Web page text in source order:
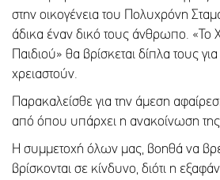
στην οικογένεια του Πολυχρόνη
άδικα έναν δικό τους άνθρωπο. «Το
Παιδιού» θα βρίσκεται δίπλα τους για
χρειαστούν.
Παρακαλείσθε για την άμεση
από όπου υπάρχει η ανακοίνωση
Η συμμετοχή όλων μας, βοηθά να
βρίσκονται σε κίνδυνο, διότι η